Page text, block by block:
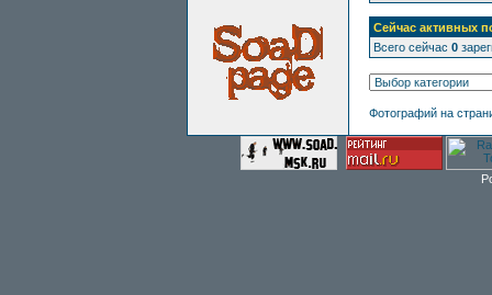
Сейчас активных
Всего сейчас 0
Фотографий на